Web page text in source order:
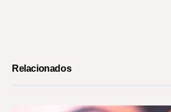
Relacionados